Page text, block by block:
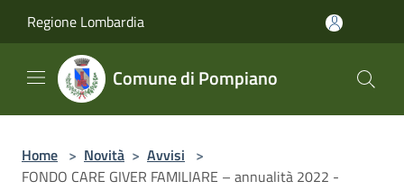
Regione Lombardia
Comune di Pompiano
Home > Novità > Avvisi >
FONDO CARE GIVER FAMILIARE – annualità 2022 -